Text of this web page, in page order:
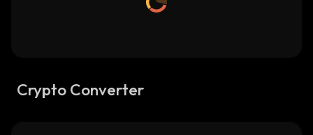
Crypto Converter